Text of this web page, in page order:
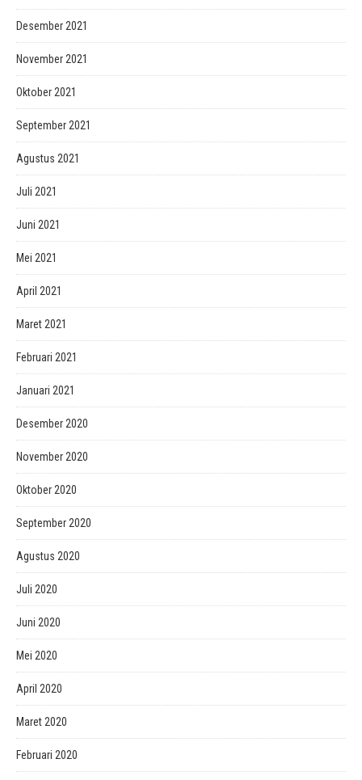
Desember 2021
November 2021
Oktober 2021
September 2021
Agustus 2021
Juli 2021
Juni 2021
Mei 2021
April 2021
Maret 2021
Februari 2021
Januari 2021
Desember 2020
November 2020
Oktober 2020
September 2020
Agustus 2020
Juli 2020
Juni 2020
Mei 2020
April 2020
Maret 2020
Februari 2020